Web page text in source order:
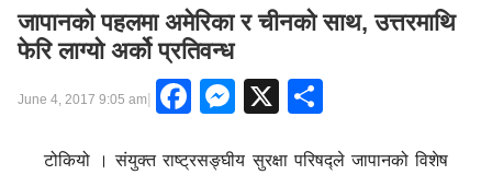
जापानको पहलमा अमेरिका र चीनको साथ, उत्तरमाथि
फेरि लाग्यो अर्को प्रतिवन्ध
June 4, 2017 9:05 am| Facebook
Messenger
X
टोकियो । संयुक्त राष्ट्रसङ्घीय सुरक्षा परिषद्ले जापानको विशेष